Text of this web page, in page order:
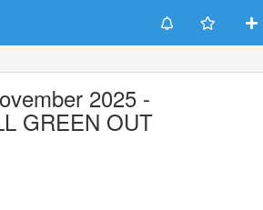
2025 -
GREEN OUT